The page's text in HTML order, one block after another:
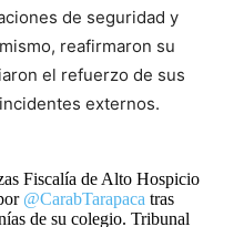
de seguridad y
reafirmaron su
el refuerzo de sus
externos.
Fiscalía de Alto Hospicio
@CarabTarapaca tras
de su colegio. Tribunal